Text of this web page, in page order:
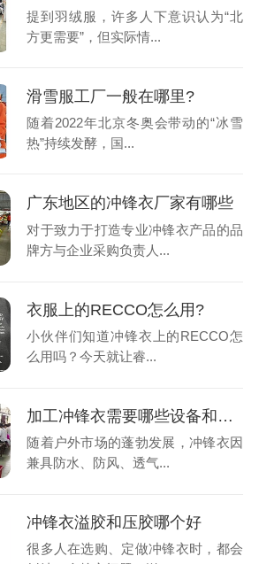
提到羽绒服，许多人下意识认为“北
方更需要”，但实际情...
滑雪服工厂一般在哪里?
随着2022年北京冬奥会带动的“冰雪
热”持续发酵，国...
广东地区的冲锋衣厂家有哪些
对于致力于打造专业冲锋衣产品的品
牌方与企业采购负责人...
衣服上的RECCO怎么用?
小伙伴们知道冲锋衣上的RECCO怎
么用吗？今天就让睿...
加工冲锋衣需要哪些设备和技术?
随着户外市场的蓬勃发展，冲锋衣因
兼具防水、防风、透气...
冲锋衣溢胶和压胶哪个好
很多人在选购、定做冲锋衣时，都会